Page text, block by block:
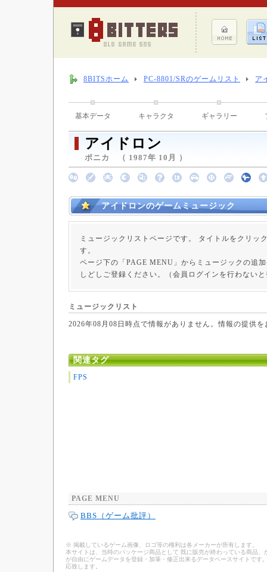
8BITSホーム PC-8801/SRのゲームリスト ア
基本データ キャラクタ ギャラリー
アイドロン
ポニカ （ 1987年 10月 ）
アイドロンのゲームミュージック
ミュージックリストページです。 タイトルをクリッ
す。
ページ下の「PAGE MENU」からミュージックの追
しどしご登録ください。（会員ログインを行わない
ミュージックリスト
2026年08月08日時点で情報がありません。情報の提供
関連タグ
FPS
PAGE MENU
BBS（ゲーム批評）
※ 掲載しているゲーム画像、ロゴ等の権利は各メーカーが所有します。
本サイトは、当時のパッケージ商品として 既に販売が終わっている商品
が自由にゲームデータを登録・加筆・修正出来るデータベースサイトで
応致します。